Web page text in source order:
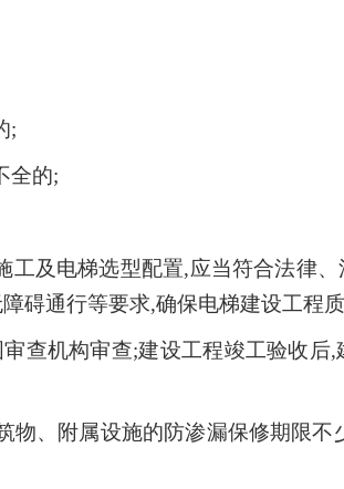
;
全的;
及电梯选型配置,应当符合法律
碍通行等要求,确保电梯建设工程质
查机构审查;建设工程竣工验收后
物、附属设施的防渗漏保修期限